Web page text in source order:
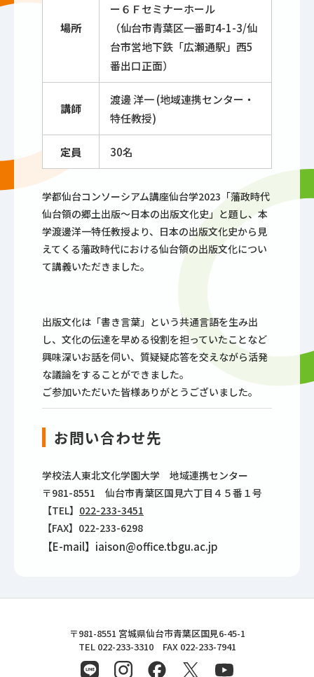
場所
ー６Ｆセミナーホール
（仙台市青葉区一番町4-1-3/仙
台市営地下鉄「広瀬通駅」西5
番出口正面）
講師
渡邊 洋一 (地域連携センター・
特任教授)
定員 30名
学都仙台コンソーシアム講座仙台学2023「藩政時代
仙台領の郷土出版～日本の出版文化史」と題し、本
学渡邊洋一特任教授より、日本の出版文化史から見
えてくる藩政時代における仙台領の出版文化につい
て講義いただきました。
出版文化は「書き言葉」という共通言語を生み出
し、文化の伝達を早める役割を担っていたことなど
興味深いお話を伺い、質疑疑応答を交えながら活発
な議論をすることができました。
ご参加いただいた皆様ありがとうございました。
お問い合わせ先
学校法人東北文化学園大学 地域連携センター
〒981-8551 仙台市青葉区国見六丁目４５番１号
【TEL】 022-233-3451
【FAX】022-233-6298
【E-mail】iaison@office.tbgu.ac.jp
東北文化学園大学
〒981-8551 宮城県仙台市青葉区国見6-45-1
TEL 022-233-3310 FAX 022-233-7941